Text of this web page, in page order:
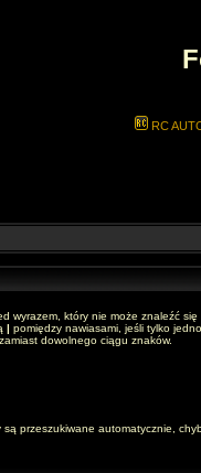
RC
wyrazem, który nie może znaleźć się
| pomiędzy nawiasami, jeśli tylko
dowolnego ciągu znaków.
są przeszukiwane automatycznie,